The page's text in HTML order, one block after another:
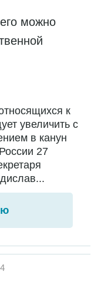
можно
к
увеличить с
в канун
27